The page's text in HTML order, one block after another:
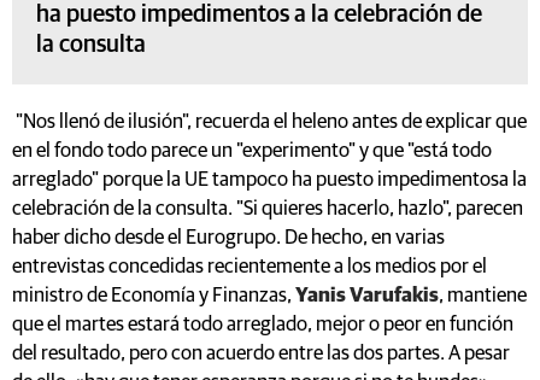
ha puesto impedimentos a la celebración de
la consulta
"Nos llenó de ilusión", recuerda el heleno antes de explicar que
en el fondo todo parece un "experimento" y que "está todo
arreglado" porque la UE tampoco ha puesto impedimentosa la
celebración de la consulta. "Si quieres hacerlo, hazlo", parecen
haber dicho desde el Eurogrupo. De hecho, en varias
entrevistas concedidas recientemente a los medios por el
ministro de Economía y Finanzas, Yanis Varufakis, mantiene
que el martes estará todo arreglado, mejor o peor en función
del resultado, pero con acuerdo entre las dos partes. A pesar